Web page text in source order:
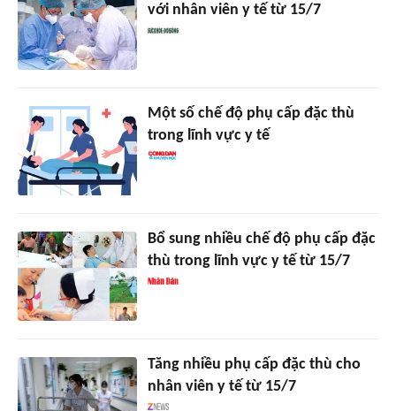
với nhân viên y tế từ 15/7
Một số chế độ phụ cấp đặc thù
trong lĩnh vực y tế
Bổ sung nhiều chế độ phụ cấp đặc
thù trong lĩnh vực y tế từ 15/7
Tăng nhiều phụ cấp đặc thù cho
nhân viên y tế từ 15/7